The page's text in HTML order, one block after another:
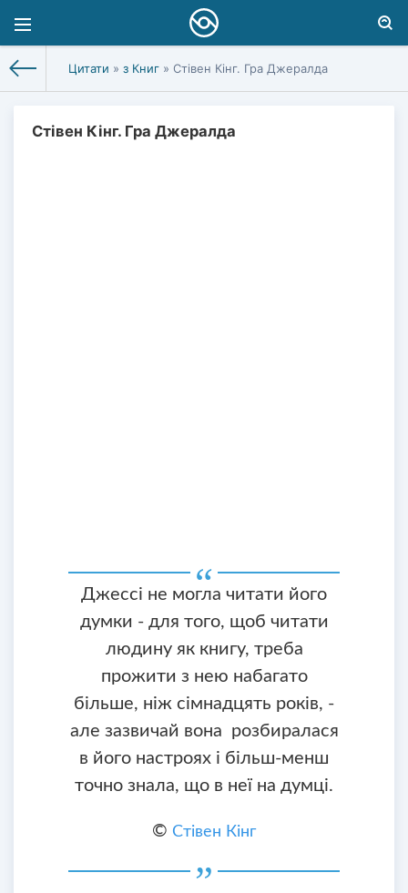
Цитати » з Книг » Стівен Кінг. Гра Джералда
Стівен Кінг. Гра Джералда
Джессі не могла читати його
думки - для того, щоб читати
людину як книгу, треба
прожити з нею набагато
більше, ніж сімнадцять років, -
але зазвичай вона розбиралася
в його настроях і більш-менш
точно знала, що в неї на думці.
© Стівен Кінг